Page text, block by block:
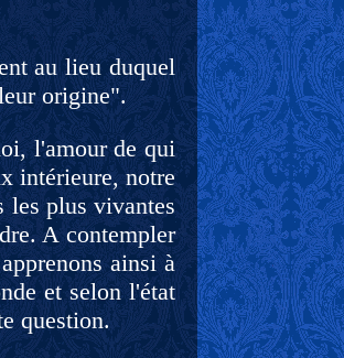
au lieu duquel
origine".
l'amour de qui
intérieure, notre
les plus vivantes
A contempler
ainsi à
et selon l'état
question.